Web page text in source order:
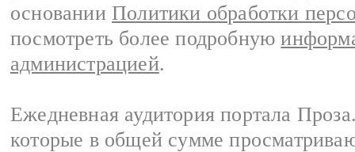
основании Политики обработки
посмотреть более подробную
администрацией.
Ежедневная аудитория портала
которые в общей сумме